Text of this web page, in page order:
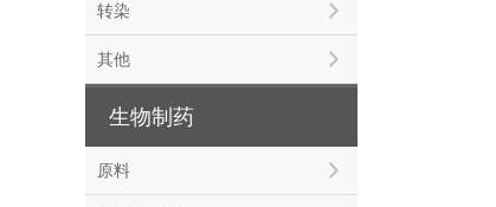
转染
其他
生物制药
原料